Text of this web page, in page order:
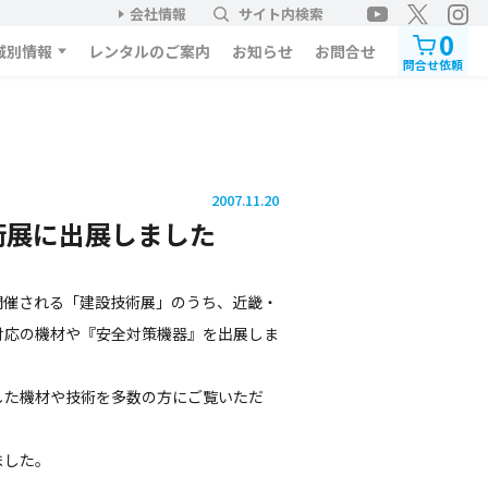
会社情報 サイト内検索
別情報 レンタルのご案内 お知らせ お問合せ 0
問合せ依頼
2007.11.20
に出展しました
される「建設技術展」のうち、近畿・
の機材や『安全対策機器』を出展しま
機材や技術を多数の方にご覧いただ
た。